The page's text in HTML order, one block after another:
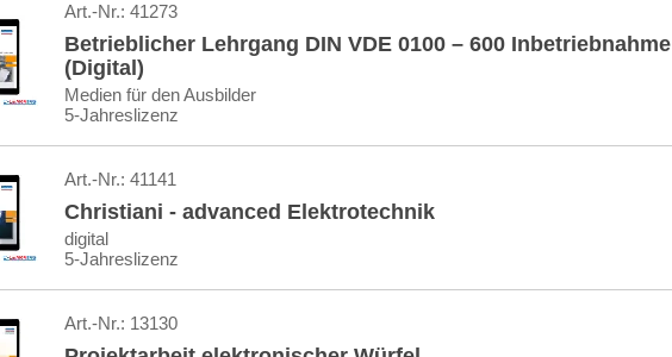
Art.-Nr.: 41273
Betrieblicher Lehrgang DIN VDE 0100 – 600 Inbetriebnahme
(Digital)
Medien für den Ausbilder
5-Jahreslizenz
Art.-Nr.: 41141
Christiani - advanced Elektrotechnik
digital
5-Jahreslizenz
Art.-Nr.: 13130